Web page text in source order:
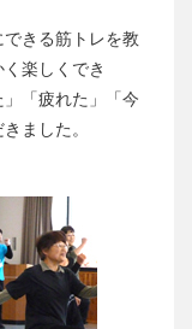
きる筋トレを教
楽しくでき
「疲れた」「今
ました。